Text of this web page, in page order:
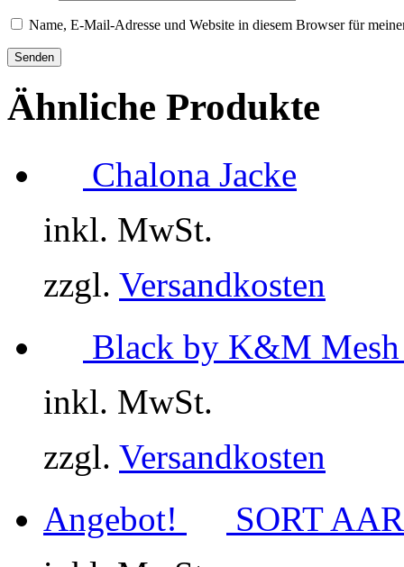
Name, E-Mail-Adresse und Website in diesem Browser für
Ähnliche Produkte
Chalona Jacke
inkl. MwSt.
zzgl. Versandkosten
Black by K&M
inkl. MwSt.
zzgl. Versandkosten
Angebot!
SORT